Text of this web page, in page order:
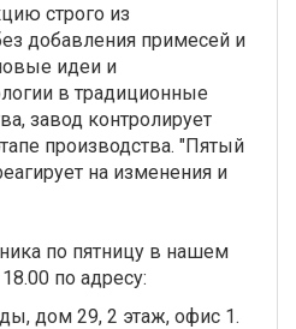
строго из
добавления примесей и
идеи и
в традиционные
завод контролирует
производства. "Пятый
на изменения и
по пятницу в нашем
по адресу:
дом 29, 2 этаж, офис 1.